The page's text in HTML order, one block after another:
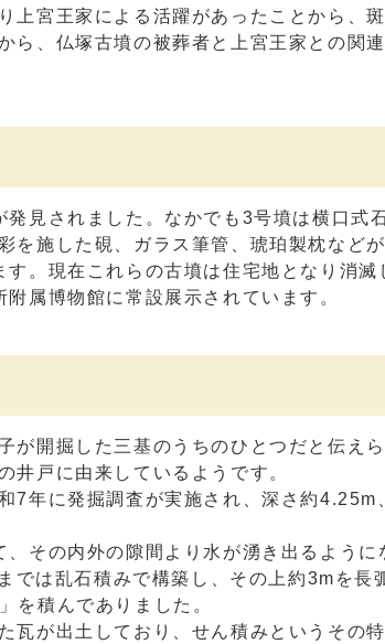
上宮王家による活躍があったことから、
ら、仏塚古墳の被葬者と上宮王家との関
見されました。なかでも3号墳は横口式
を施した硯、ガラス筆管、琥珀製枕など
。現在これらの古墳は住宅地となり消滅
属博物館に常設展示されています。
が開掘した三基のうちのひとつだと伝え
井戸に由来しているようです。
7年に発掘調査が実施され、深さ約4.25m
その内外の隙間より水が湧き出るように
では乱石積みで構築し、その上約3mを長
を積んでありました。
瓦が出土しており、せん積みというその